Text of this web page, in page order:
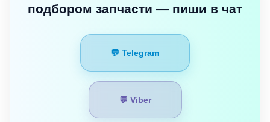
подбором запчасти — пиши в чат
💬 Telegram
💬 Viber